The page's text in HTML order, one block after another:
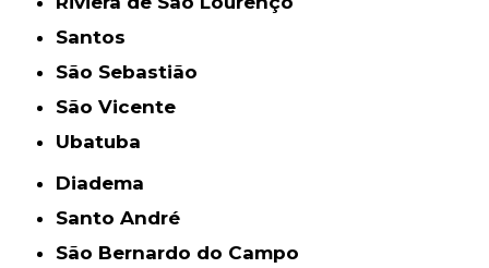
Santos
São Sebastião
São Vicente
Ubatuba
Diadema
Santo André
São Bernardo do Campo